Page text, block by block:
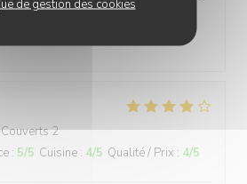
de gestion des cookies
nous prévenir avant de nous
2
: 5/5 Cuisine : 4/5 Qualité / Prix : 4/5